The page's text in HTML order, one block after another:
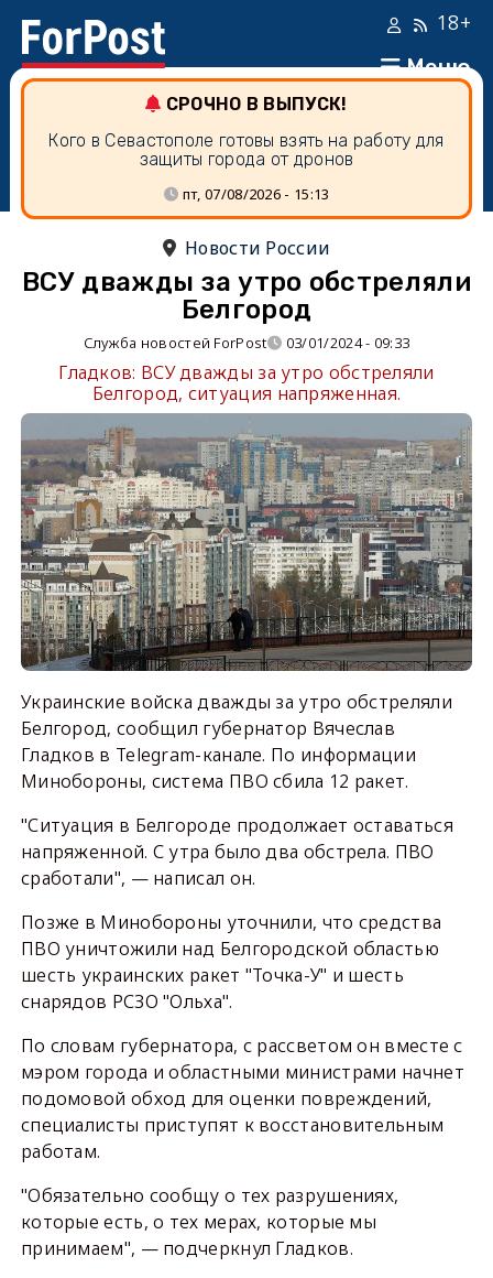
Меню
18+
СРОЧНО В ВЫПУСК!
Кого в Севастополе готовы взять на работу для
защиты города от дронов
пт, 07/08/2026 - 15:13
Новости России
ВСУ дважды за утро обстреляли
Белгород
Служба новостей ForPost 03/01/2024 - 09:33
Гладков: ВСУ дважды за утро обстреляли
Белгород, ситуация напряженная.
Украинские войска дважды за утро обстреляли
Белгород, сообщил губернатор Вячеслав
Гладков в Telegram-канале. По информации
Минобороны, система ПВО сбила 12 ракет.
"Ситуация в Белгороде продолжает оставаться
напряженной. С утра было два обстрела. ПВО
сработали", — написал он.
Позже в Минобороны уточнили, что средства
ПВО уничтожили над Белгородской областью
шесть украинских ракет "Точка-У" и шесть
снарядов РСЗО "Ольха".
По словам губернатора, с рассветом он вместе с
мэром города и областными министрами начнет
подомовой обход для оценки повреждений,
специалисты приступят к восстановительным
работам.
"Обязательно сообщу о тех разрушениях,
которые есть, о тех мерах, которые мы
принимаем", — подчеркнул Гладков.